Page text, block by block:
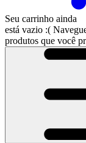
Seu carrinho ainda
está vazio :(
produtos que você